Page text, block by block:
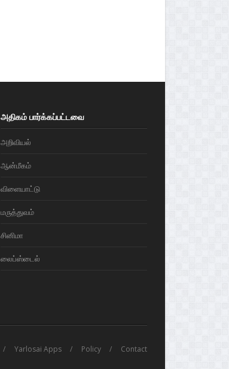
அதிகம் பார்க்கப்பட்டவை
அறிவியல்
ஆன்மீகம்
விளையாட்டு
மரு‌த்துவ‌ம்
சினிமா
லைப்ஸ்டைல்
Yarlosai Apps Policy Contact